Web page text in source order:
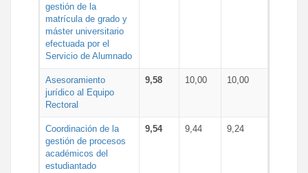
gestión de la
matrícula de grado y
máster universitario
efectuada por el
Servicio de Alumnado
Asesoramiento
jurídico al Equipo
Rectoral
9,58 10,00 10,00
Coordinación de la
gestión de procesos
académicos del
estudiantado
9,54 9,44 9,24